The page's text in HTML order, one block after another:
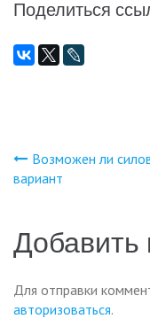
Поделиться
Возможен ли
вариант
Добавить
Для отправки
авторизоваться.